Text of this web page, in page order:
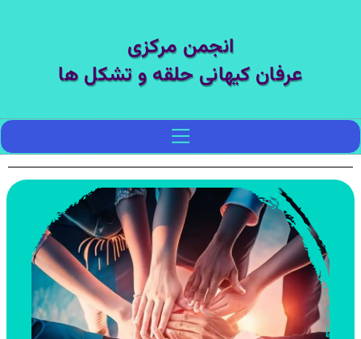
انجمن مرکزی
عرفان کیهانی حلقه و تشکل ها